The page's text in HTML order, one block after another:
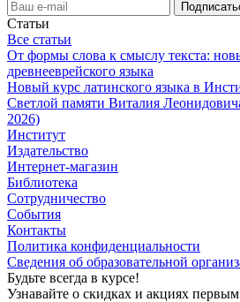
Статьи
Все статьи
От формы слова к смыслу текста:
древнееврейского языка
Новый курс латинского языка в
Светлой памяти Виталия
2026)
Институт
Издательство
Интернет-магазин
Библиотека
Сотрудничество
События
Контакты
Политика конфиденциальности
Сведения об образовательной
Будьте всегда в курсе!
Узнавайте о скидках и акциях первым